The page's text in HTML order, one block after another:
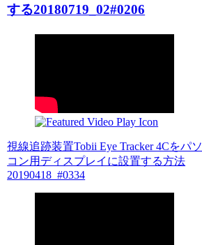
する20180719_02#0206
視線追跡装置Tobii Eye Tracker 4Cをパソ
コン用ディスプレイに設置する方法
20190418_#0334